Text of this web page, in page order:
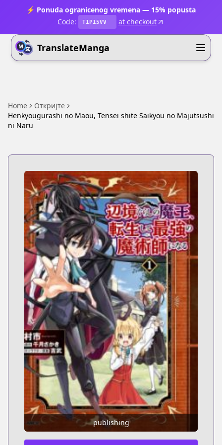
⚡ Ponuda ogranicenog vremena — 15% popusta
Code:
T1P15VV at checkout
TranslateManga
Home
Откријте
Henkyougurashi no Maou, Tensei shite Saikyou no Majutsushi
ni Naru
publishing